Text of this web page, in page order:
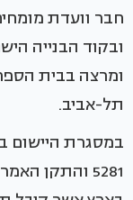
ובקוד הבנייה
ומרצה בבית
תל-אביב.
במסגרת היישום